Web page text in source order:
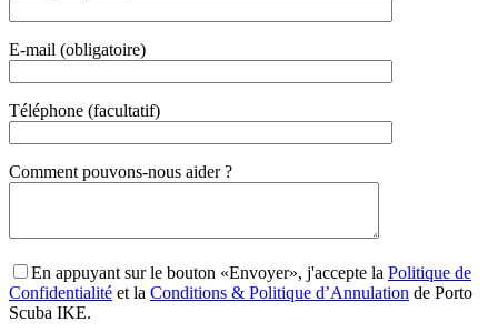
E-mail (obligatoire)
Téléphone (facultatif)
Gender
Comment pouvons-nous aider ?
En appuyant sur le bouton «Envoyer», j'accepte la Politique de
Confidentialité et la Conditions & Politique d’Annulation de Porto
Scuba IKE.